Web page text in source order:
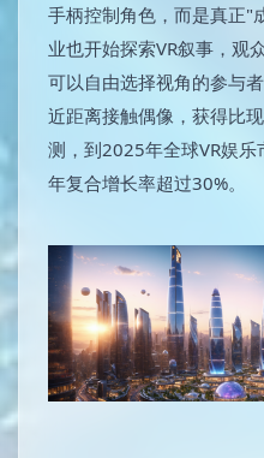
手柄控制角色，而是真正"
业也开始探索VR叙事，观
可以自由选择视角的参与
近距离接触偶像，获得比
测，到2025年全球VR娱乐
年复合增长率超过30%。